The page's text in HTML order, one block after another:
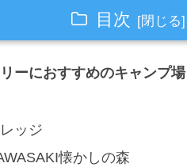
目次
ーにおすすめのキャンプ場
ッジ
懐かしの森